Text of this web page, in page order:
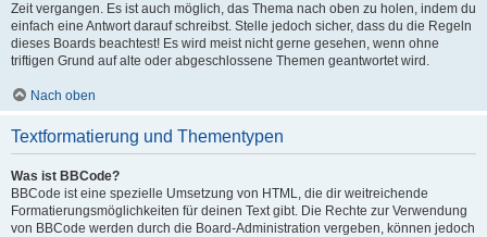
Zeit vergangen. Es ist auch möglich, das Thema nach oben zu holen, indem du
einfach eine Antwort darauf schreibst. Stelle jedoch sicher, dass du die Regeln
dieses Boards beachtest! Es wird meist nicht gerne gesehen, wenn ohne
triftigen Grund auf alte oder abgeschlossene Themen geantwortet wird.
Nach oben
Textformatierung und Thementypen
Was ist BBCode?
BBCode ist eine spezielle Umsetzung von HTML, die dir weitreichende
Formatierungsmöglichkeiten für deinen Text gibt. Die Rechte zur Verwendung
von BBCode werden durch die Board-Administration vergeben, können jedoch